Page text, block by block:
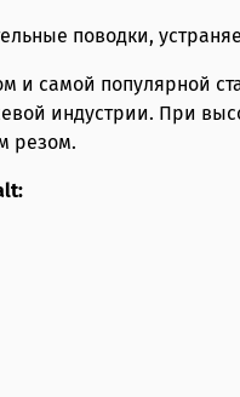
поводки,
и самой популярной
индустрии. При
резом.